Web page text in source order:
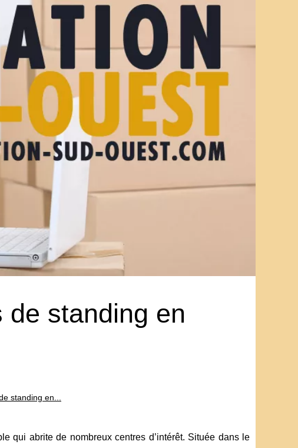
de standing en
standing en...
qui abrite de nombreux centres d’intérêt. Située dans le